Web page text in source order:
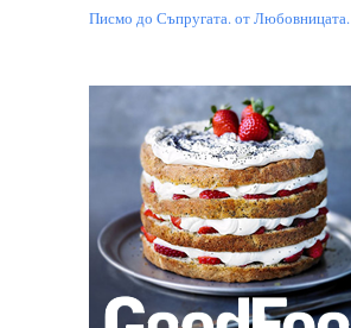
Писмо до Съпругата. от Любовницата.